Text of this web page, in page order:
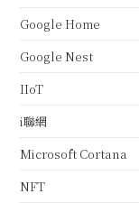
Google Home
Google Nest
IIoT
i聯網
Microsoft Cortana
NFT